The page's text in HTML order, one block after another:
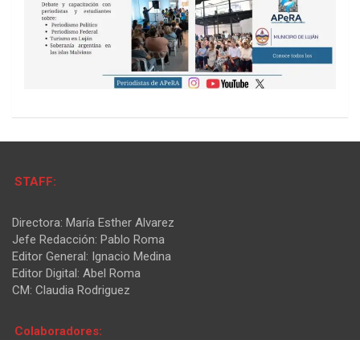
STAFF:
Directora: María Esther Alvarez
Jefe Redacción: Pablo Roma
Editor General: Ignacio Medina
Editor Digital: Abel Roma
CM: Claudia Rodriguez
Colaboradores: